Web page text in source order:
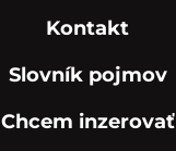
Kontakt
Slovník pojmov
Chcem inzerovať